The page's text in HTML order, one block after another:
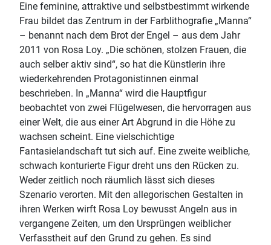
Eine feminine, attraktive und selbstbestimmt wirkende
Frau bildet das Zentrum in der Farblithografie „Manna“
– benannt nach dem Brot der Engel – aus dem Jahr
2011 von Rosa Loy. „Die schönen, stolzen Frauen, die
auch selber aktiv sind“, so hat die Künstlerin ihre
wiederkehrenden Protagonistinnen einmal
beschrieben. In „Manna“ wird die Hauptfigur
beobachtet von zwei Flügelwesen, die hervorragen aus
einer Welt, die aus einer Art Abgrund in die Höhe zu
wachsen scheint. Eine vielschichtige
Fantasielandschaft tut sich auf. Eine zweite weibliche,
schwach konturierte Figur dreht uns den Rücken zu.
Weder zeitlich noch räumlich lässt sich dieses
Szenario verorten. Mit den allegorischen Gestalten in
ihren Werken wirft Rosa Loy bewusst Angeln aus in
vergangene Zeiten, um den Ursprüngen weiblicher
Verfasstheit auf den Grund zu gehen. Es sind